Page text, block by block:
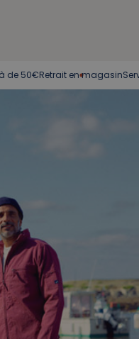
en magasinService client